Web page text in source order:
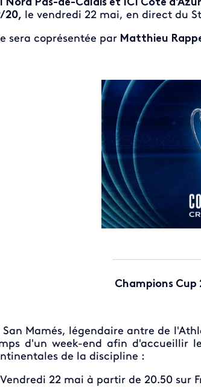
Nord Pas-de-Calais et ICI Côte
20, le vendredi 22 mai, en direct du
sera coprésentée parMatthieu
Champions Cup
San Mamés, légendaire antre de
d'un week-end afin d'accueillir
de la discipline :
Vendredi 22 mai à partir de 20.50 sur